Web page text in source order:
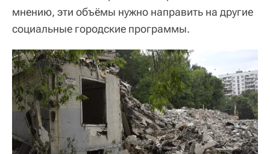
мнению, эти объёмы нужно направить на другие
социальные городские программы.